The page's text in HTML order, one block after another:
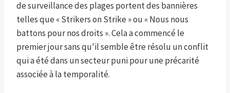
de surveillance des plages portent des bannières
telles que « Strikers on Strike » ou « Nous nous
battons pour nos droits ». Cela a commencé le
premier jour sans qu'il semble être résolu un conflit
qui a été dans un secteur puni pour une précarité
associée à la temporalité.